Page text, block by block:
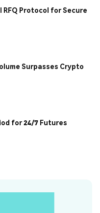
Protocol for Secure
Surpasses Crypto
for 24/7 Futures